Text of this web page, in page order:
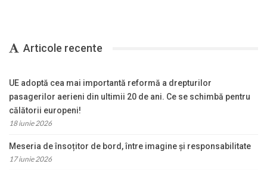
Articole recente
UE adoptă cea mai importantă reformă a drepturilor
pasagerilor aerieni din ultimii 20 de ani. Ce se schimbă pentru
călătorii europeni!
18 iunie 2026
Meseria de însoțitor de bord, între imagine și responsabilitate
17 iunie 2026